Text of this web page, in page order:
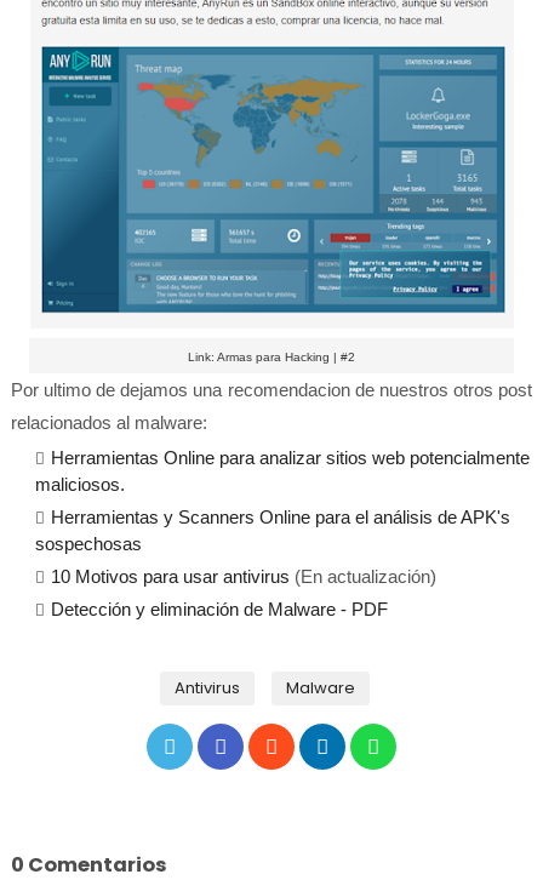
Link: Armas para Hacking | #2
Por ultimo de dejamos una recomendacion de nuestros otros post
relacionados al malware:
Herramientas Online para analizar sitios web potencialmente
maliciosos.
Herramientas y Scanners Online para el análisis de APK's
sospechosas
10 Motivos para usar antivirus (En actualización)
Detección y eliminación de Malware - PDF
Antivirus Malware
0 Comentarios